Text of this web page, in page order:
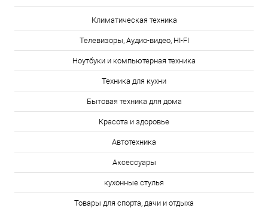
Климатическая техника
Телевизоры, Аудио-видео, HI-FI
Ноутбуки и компьютерная техника
Техника для кухни
Бытовая техника для дома
Красота и здоровье
Автотехника
Аксессуары
кухонные стулья
Товары для спорта, дачи и отдыха